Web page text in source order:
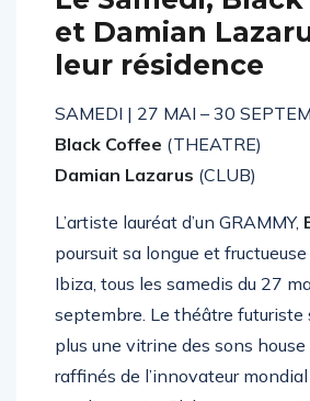
et Damian
leur résidence
SAMEDI | 27 MAI – 30
Black Coffee (THEATRE)
Damian Lazarus (CLUB)
L’artiste lauréat d’un GRAMMY,
poursuit sa longue et
Ibiza, tous les samedis du 27
septembre. Le théâtre futuriste
plus une vitrine des sons
raffinés de l’innovateur mondial